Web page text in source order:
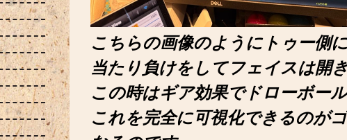
こちらの画像のようにトゥー側
当たり負けをしてフェイスは開
この時はギア効果でドローボー
これを完全に可視化できるのが